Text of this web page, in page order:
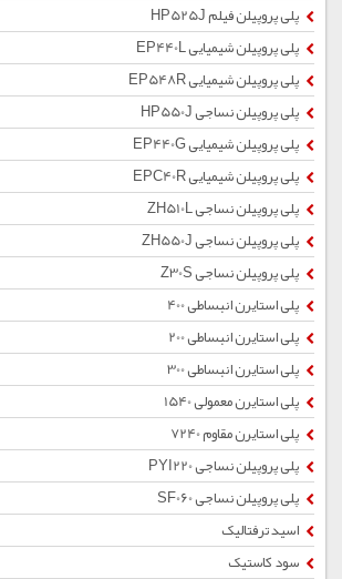
پلی پروپیلن فیلم HP525J
پلی پروپیلن شیمیایی EP440L
پلی پروپیلن شیمیایی EP548R
پلی پروپیلن نساجی HP550J
پلی پروپیلن شیمیایی EP440G
پلی پروپیلن شیمیایی EPC40R
پلی پروپیلن نساجی ZH510L
پلی پروپیلن نساجی ZH550J
پلی پروپیلن نساجی Z30S
پلی استایرن انبساطی 400
پلی استایرن انبساطی 200
پلی استایرن انبساطی 300
پلی استایرن معمولی 1540
پلی استایرن مقاوم 7240
پلی پروپیلن نساجی PYI220
پلی پروپیلن نساجی SF060
اسید ترفتالیک
سود کاستیک